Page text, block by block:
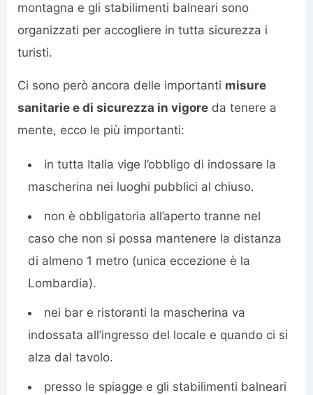
montagna e gli stabilimenti balneari sono
organizzati per accogliere in tutta sicurezza i
turisti.
Ci sono però ancora delle importanti misure
sanitarie e di sicurezza in vigore da tenere a
mente, ecco le più importanti:
in tutta Italia vige l’obbligo di indossare la
mascherina nei luoghi pubblici al chiuso.
non è obbligatoria all’aperto tranne nel
caso che non si possa mantenere la distanza
di almeno 1 metro (unica eccezione è la
Lombardia).
nei bar e ristoranti la mascherina va
indossata all’ingresso del locale e quando ci si
alza dal tavolo.
presso le spiagge e gli stabilimenti balneari